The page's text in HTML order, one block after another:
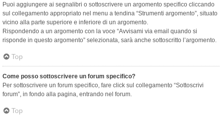
Puoi aggiungere ai segnalibri o sottoscrivere un argomento specifico cliccando
sul collegamento appropriato nel menu a tendina “Strumenti argomento”, situato
vicino alla parte superiore e inferiore di un argomento.
Rispondendo a un argomento con la voce “Avvisami via email quando si
risponde in questo argomento” selezionata, sarà anche sottoscritto l’argomento.
Top
Come posso sottoscrivere un forum specifico?
Per sottoscrivere un forum specifico, fare click sul collegamento “Sottoscrivi
forum”, in fondo alla pagina, entrando nel forum.
Top